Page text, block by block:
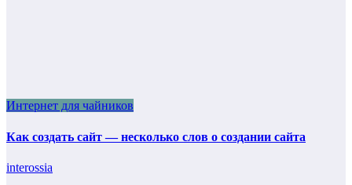
Интернет для чайников
Как создать сайт — несколько слов о создании сайта
interossia